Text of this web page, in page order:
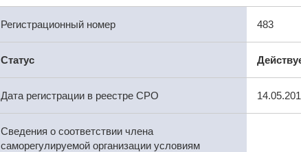
Регистрационный номер 483
Статус
Дата регистрации в реестре СРО
Сведения о соответствии члена
саморегулируемой организации условиям